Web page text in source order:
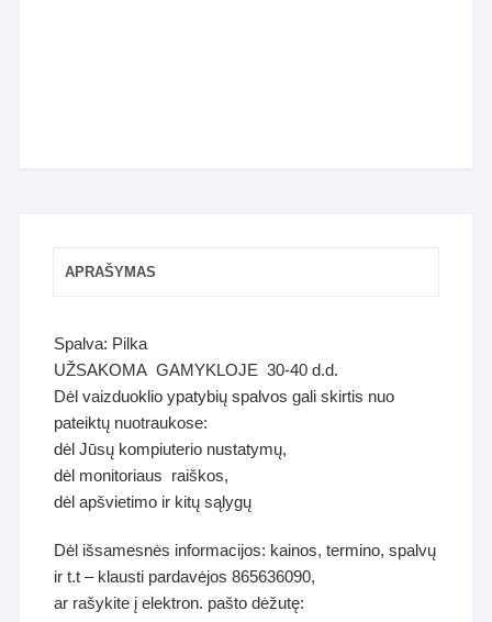
APRAŠYMAS
Spalva: Pilka
UŽSAKOMA GAMYKLOJE 30-40 d.d.
Dėl vaizduoklio ypatybių spalvos gali skirtis nuo
pateiktų nuotraukose:
dėl Jūsų kompiuterio nustatymų,
dėl monitoriaus raiškos,
dėl apšvietimo ir kitų sąlygų
Dėl išsamesnės informacijos: kainos, termino, spalvų
ir t.t – klausti pardavėjos 865636090,
ar rašykite į elektron. pašto dėžutę: